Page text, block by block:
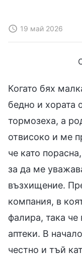
19 май 2026
Когато бях
бедно и хората
тормозеха, а
отвисоко и ме
че като
за да ме
възхищение.
компания, в
фалира, така
аптеки. В
честно и тъй